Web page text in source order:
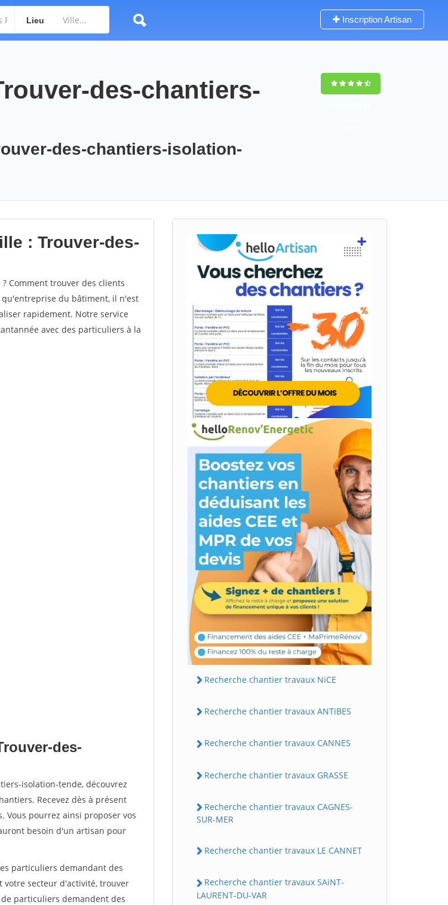
Lieu Inscription Artisan
des-chantiers-
des-chantiers-isolation-
: Trouver-des-
Comment trouver des clients
du bâtiment, il n'est
rapidement. Notre service
avec des particuliers à la
des-
isolation-tende, découvrez
Recevez dès à présent
Vous pourrez ainsi proposer vos
besoin d'un artisan pour
particuliers demandant des
votre secteur d'activité, trouver
particuliers demandent des
Recherche chantier travaux NiCE
Recherche chantier travaux ANTiBES
Recherche chantier travaux CANNES
Recherche chantier travaux GRASSE
Recherche chantier travaux CAGNES-
SUR-MER
Recherche chantier travaux LE CANNET
Recherche chantier travaux SAiNT-
LAURENT-DU-VAR